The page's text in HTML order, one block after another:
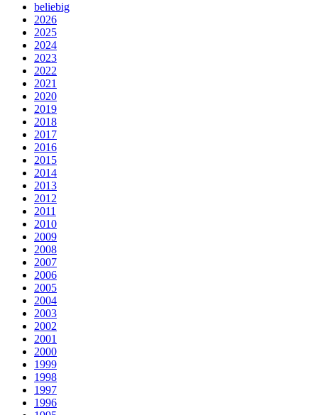
beliebig
2026
2025
2024
2023
2022
2021
2020
2019
2018
2017
2016
2015
2014
2013
2012
2011
2010
2009
2008
2007
2006
2005
2004
2003
2002
2001
2000
1999
1998
1997
1996